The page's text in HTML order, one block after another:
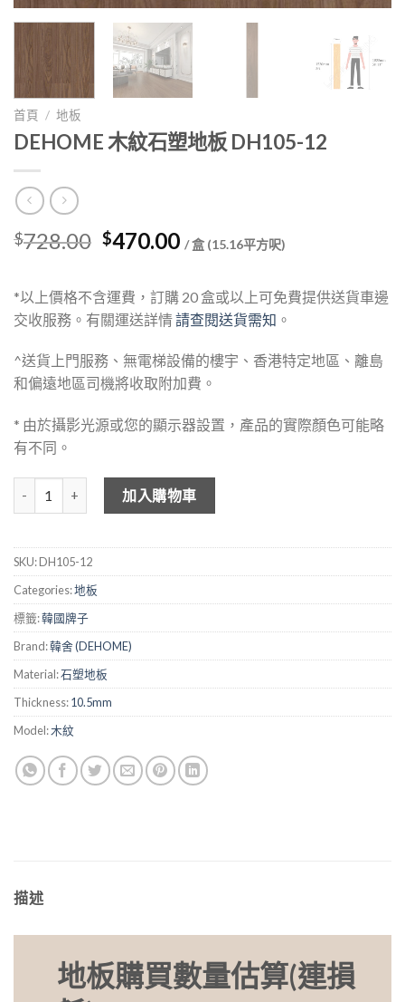
首頁 / 地板
DEHOME 木紋石塑地板 DH105-12
$728.00 Original
$728.00.
$470.00Current
$470.00.
/ 盒 (15.16平方呎)
*以上價格不含運費，訂購 20 盒或以上可免費提供送貨車邊
交收服務。有關運送詳情請查閱送貨需知 。
^送貨上門服務、無電梯設備的樓宇、香港特定地區、離島
和偏遠地區司機將收取附加費。
* 由於攝影光源或您的顯示器設置，產品的實際顏色可能略
有不同。
DEHOME 木紋石塑地板 DH105-12 數量
加入購物車
SKU:DH105-12
Categories:地板
標籤:韓國牌子
Brand:韓舍 (DEHOME)
Material:石塑地板
Thickness:10.5mm
Model:木紋
描述
地板購買數量估算(連損